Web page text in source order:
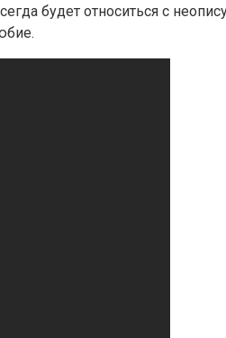
будет относиться с